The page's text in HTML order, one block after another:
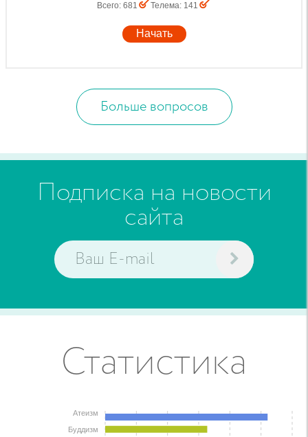
Всего: 681 Телема: 141
Начать
Больше вопросов
Подписка на новости
сайта
Статистика
Буддизм
Атеизм